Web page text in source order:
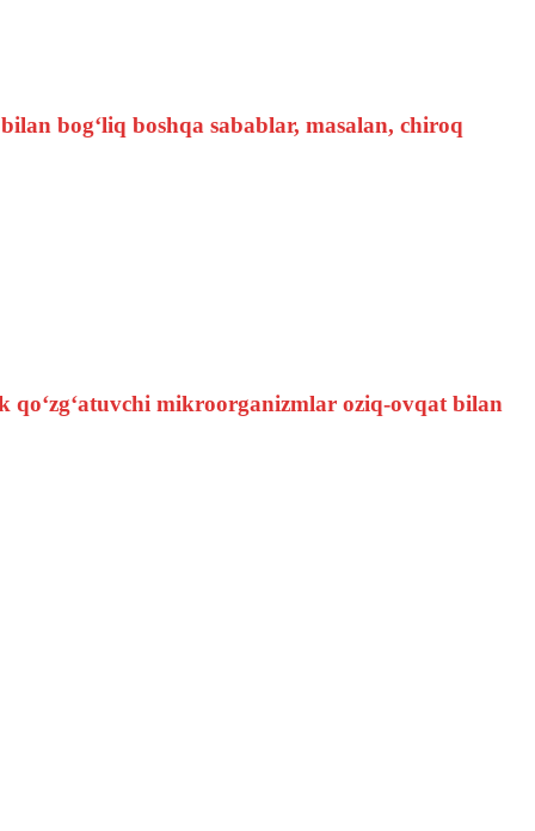
bog‘liq boshqa sabablar, masalan, chiroq
mikroorganizmlar oziq-ovqat bilan